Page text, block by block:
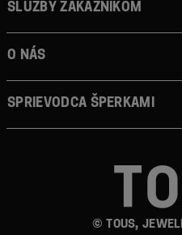
© TOUS,
Služby zákazníkom
O nás
Sprievodca šperkami